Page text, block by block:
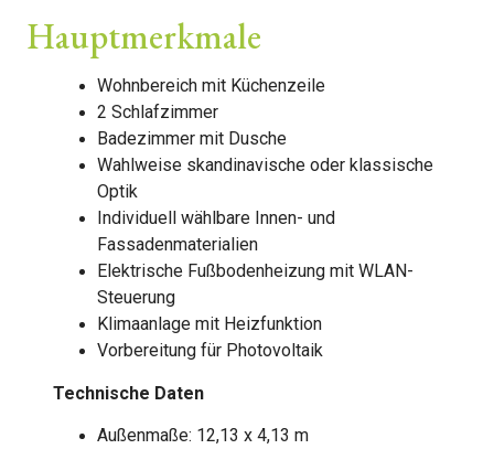
Hauptmerkmale
Wohnbereich mit Küchenzeile
2 Schlafzimmer
Badezimmer mit Dusche
Wahlweise skandinavische oder klassische
Optik
Individuell wählbare Innen- und
Fassadenmaterialien
Elektrische Fußbodenheizung mit WLAN-
Steuerung
Klimaanlage mit Heizfunktion
Vorbereitung für Photovoltaik
Technische Daten
Außenmaße: 12,13 x 4,13 m